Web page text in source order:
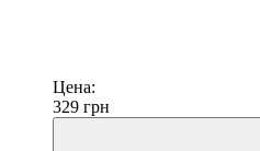
Цена:
329 грн